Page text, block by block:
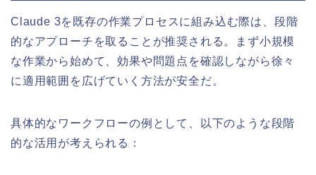
Claude 3を既存の作業プロセスに組み込む際は、段階
的なアプローチを取ることが推奨される。まず小規模
な作業から始めて、効果や問題点を確認しながら徐々
に適用範囲を広げていく方法が安全だ。
具体的なワークフローの例として、以下のような段階
的な活用が考えられる：